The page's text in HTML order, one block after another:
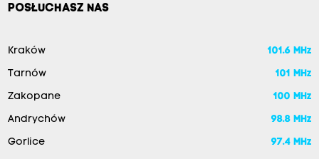
POSŁUCHASZ NAS
Kraków 101.6 MHz
Tarnów 101 MHz
Zakopane 100 MHz
Andrychów 98.8 MHz
Gorlice 97.4 MHz